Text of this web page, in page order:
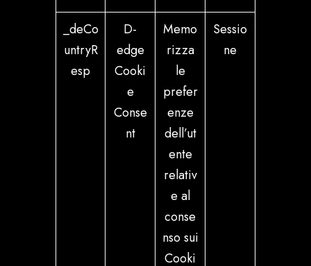
_deCo
untryR
esp
D-
edge
Cooki
e
Conse
nt
Memo
rizza
le
prefer
enze
dell’ut
ente
relativ
e al
conse
nso sui
Cooki
Sessio
ne